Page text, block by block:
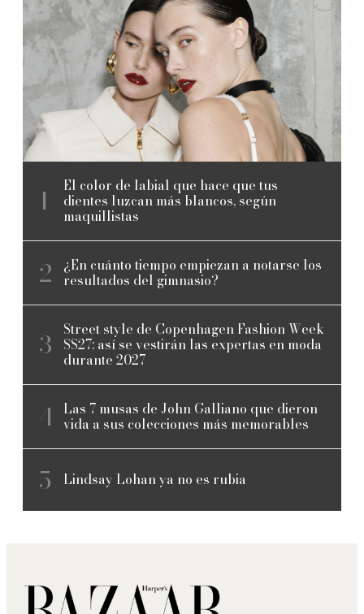
El color de labial que hace que tus
dientes luzcan más blancos, según
maquillistas
¿En cuánto tiempo empiezan a notarse los
resultados del gimnasio?
Street style de Copenhagen Fashion Week
SS27: así se vestirán las expertas en moda
durante 2027
Las 7 musas de John Galliano que dieron
vida a sus colecciones más memorables
Lindsay Lohan ya no es rubia